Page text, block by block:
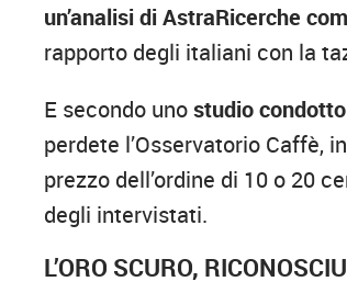
un’analisi di AstraRicerche
rapporto degli italiani con la
E secondo unostudio
perdete l’Osservatorio Caffè,
prezzo dell’ordine di 10 o 20
degli intervistati.
L’ORO SCURO,